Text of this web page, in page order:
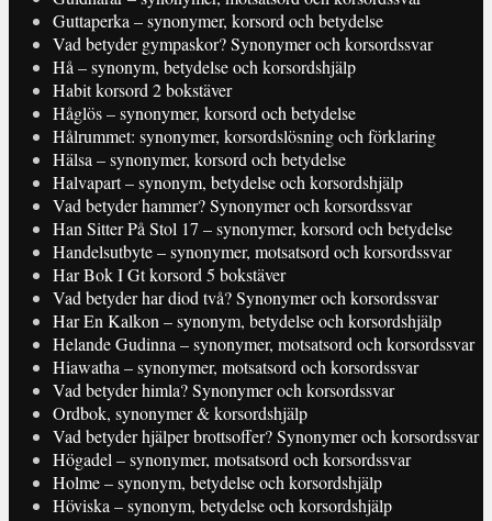
Guttaperka – synonymer, korsord och betydelse
Vad betyder gympaskor? Synonymer och korsordssvar
Hå – synonym, betydelse och korsordshjälp
Habit korsord 2 bokstäver
Håglös – synonymer, korsord och betydelse
Hålrummet: synonymer, korsordslösning och förklaring
Hälsa – synonymer, korsord och betydelse
Halvapart – synonym, betydelse och korsordshjälp
Vad betyder hammer? Synonymer och korsordssvar
Han Sitter På Stol 17 – synonymer, korsord och betydelse
Handelsutbyte – synonymer, motsatsord och korsordssvar
Har Bok I Gt korsord 5 bokstäver
Vad betyder har diod två? Synonymer och korsordssvar
Har En Kalkon – synonym, betydelse och korsordshjälp
Helande Gudinna – synonymer, motsatsord och korsordssvar
Hiawatha – synonymer, motsatsord och korsordssvar
Vad betyder himla? Synonymer och korsordssvar
Ordbok, synonymer & korsordshjälp
Vad betyder hjälper brottsoffer? Synonymer och korsordssvar
Högadel – synonymer, motsatsord och korsordssvar
Holme – synonym, betydelse och korsordshjälp
Höviska – synonym, betydelse och korsordshjälp